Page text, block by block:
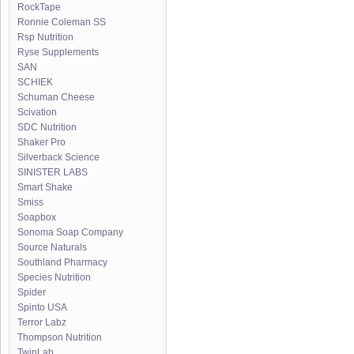
RockTape
Ronnie Coleman SS
Rsp Nutrition
Ryse Supplements
SAN
SCHIEK
Schuman Cheese
Scivation
SDC Nutrition
Shaker Pro
Silverback Science
SINISTER LABS
Smart Shake
Smiss
Soapbox
Sonoma Soap Company
Source Naturals
Southland Pharmacy
Species Nutrition
Spider
Spinto USA
Terror Labz
Thompson Nutrition